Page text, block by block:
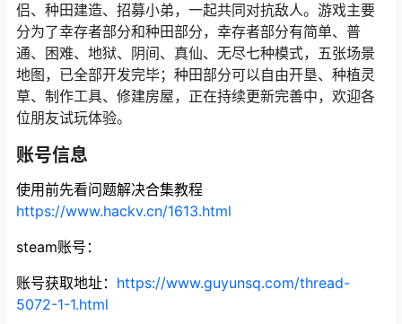
侣、种田建造、招募小弟，一起共同对抗敌人。游戏主要
分为了幸存者部分和种田部分，幸存者部分有简单、普
通、困难、地狱、阴间、真仙、无尽七种模式，五张场景
地图，已全部开发完毕；种田部分可以自由开垦、种植灵
草、制作工具、修建房屋，正在持续更新完善中，欢迎各
位朋友试玩体验。
账号信息
使用前先看问题解决合集教程
https://www.hackv.cn/1613.html
steam账号：
账号获取地址： https://www.guyunsq.com/thread-
5072-1-1.html